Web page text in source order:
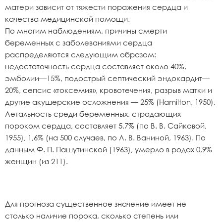
матери зависит от тяжести поражения сердца и
качества медицинской помощи.
По многим наблюдениям, причины смерти
беременных с заболеваниями сердца
распределяются следующим образом:
недостаточность сердца составляет около 40%,
эмболии—15%, подострый септический эндокардит—
20%, сепсис «токсемия», кровотечения, разрыв матки и
другие акушерские осложнения — 25% (Hamilton, 1950).
Летальность среди беременных, страдающих
пороком сердца, составляет 5,7% (по В. В. Сайковой,
1955), 1,6% (на 500 случаев, по Л. В. Ваниной, 1963). По
данным Ф. П. Пашутинской (1963), умерло в родах 0,9%
женщин (из 211).
Для прогноза существенное значение имеет не
столько наличие порока, сколько степень или